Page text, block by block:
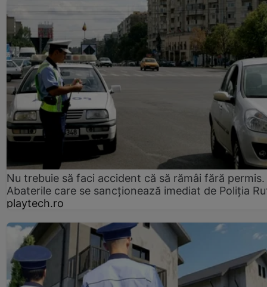
Nu trebuie să faci accident că să rămâi fără permis.
Abaterile care se sancționează imediat de Poliţia
playtech.ro